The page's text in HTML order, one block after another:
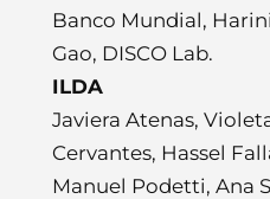
Banco Mundial,
Gao, DISCO Lab.
ILDA
Javiera Atenas,
Cervantes, Hassel
Manuel Podetti, Ana